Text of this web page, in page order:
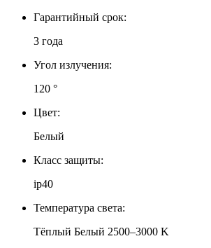
Гарантийный срок:
3 года
Угол излучения:
120 °
Цвет:
Белый
Класс защиты:
ip40
Температура света:
Тёплый Белый 2500–3000 K